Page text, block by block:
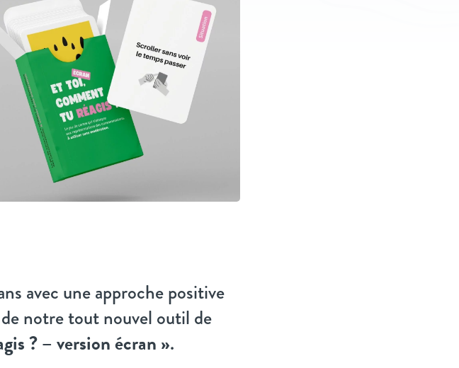
avec une approche positive
notre tout nouvel outil de
? – version écran ».